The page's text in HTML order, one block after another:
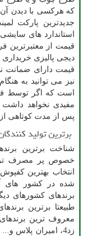
که هرکسی با دیدن
جدیدترین پارکت
استاندارد های
قیمت از معتبرترین
دیجی پالیزی
قیمت دارای ضمانت
نیز می توانید به
است که اگر توسط
مفیدی نخواهد
پس از مدت کوتاهی
برترین تولید
شناخت برترین
خصوص پر مصرف
انتخاب بهترین
شده در کشور های
برندهای کشورهای
طبیعتا برترین
معروف ترین برندهای
زد4، امیران پلاس